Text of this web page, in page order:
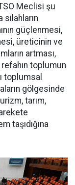
Meclisi şu
silahların
güçlenmesi,
üreticinin ve
artması,
toplumun
toplumsal
gölgesinde
tarım,
taşıdığına